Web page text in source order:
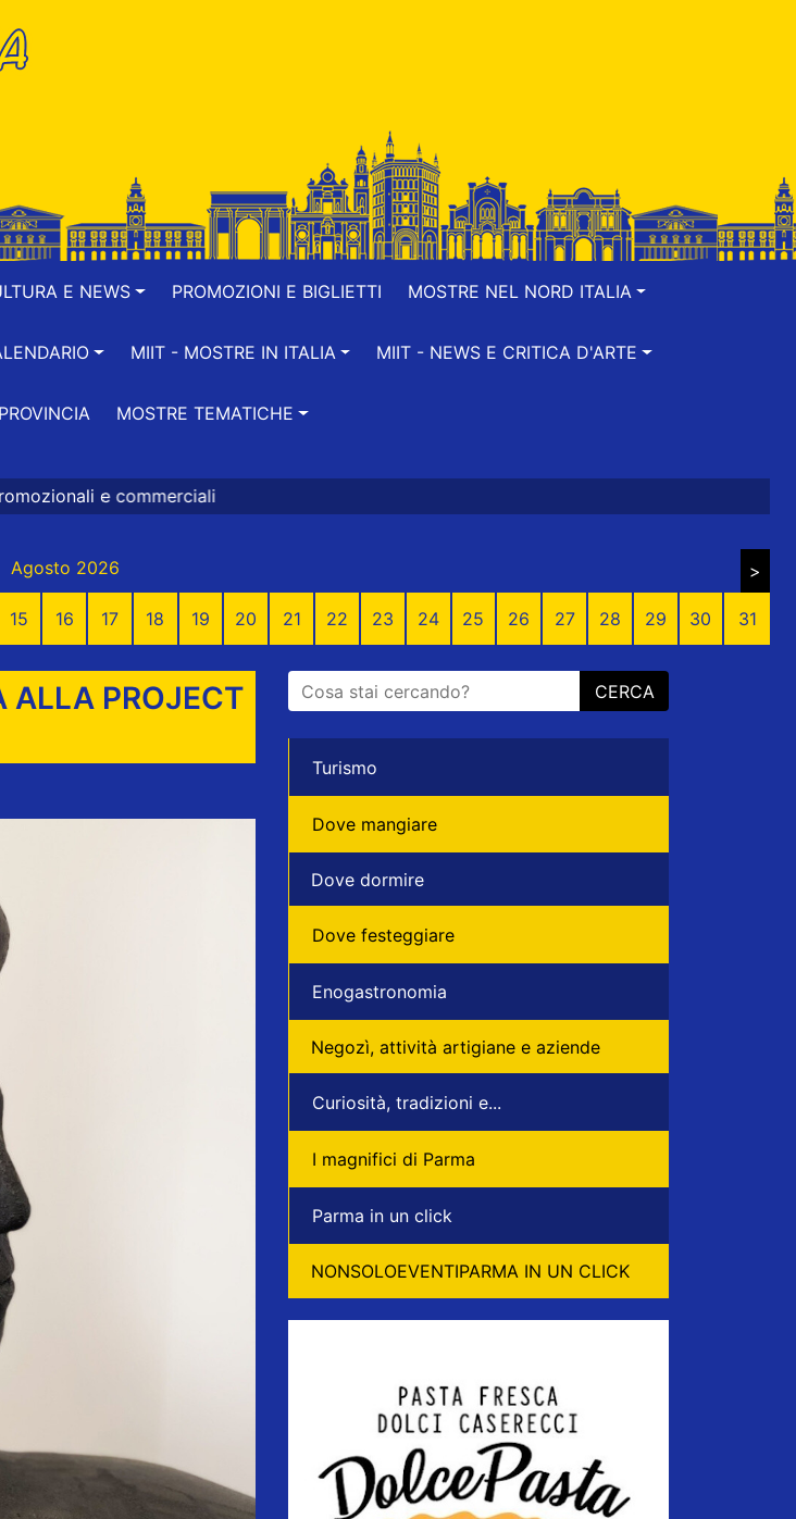
E NEWS PROMOZIONI E BIGLIETTI MOSTRE NEL NORD ITALIA
MIIT - MOSTRE IN ITALIA MIIT - NEWS E CRITICA D'ARTE
MOSTRE TEMATICHE
Agosto 2026 >
15 16 17 18 19 20 21 22 23 24 25 26 27 28 29 30 31
ALLA PROJECT
CERCA
Turismo
Dove mangiare
Dove dormire
Dove festeggiare
Enogastronomia
Negozì, attività artigiane e aziende
Curiosità, tradizioni e...
I magnifici di Parma
Parma in un click
NONSOLOEVENTIPARMA IN UN CLICK